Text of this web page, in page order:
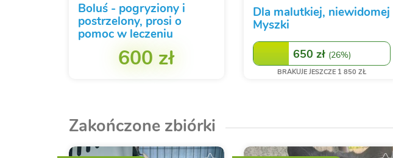
Boluś - pogryziony i
postrzelony, prosi o
pomoc w leczeniu
600 zł
Dla malutkiej, niewidomej
Myszki
650 zł (26%)
BRAKUJE JESZCZE 1 850 ZŁ
Zakończone zbiórki